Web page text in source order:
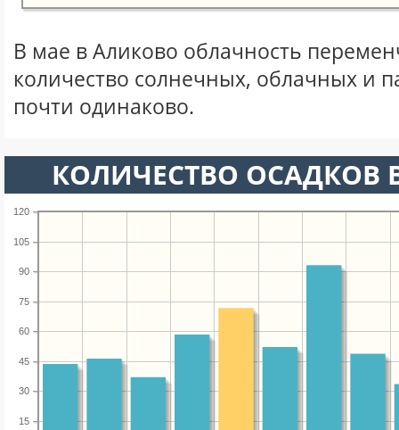
В мае в Аликово облачность
количество солнечных, облачных и
почти одинаково.
КОЛИЧЕСТВО ОСАДКОВ
15
30
45
60
75
90
105
120